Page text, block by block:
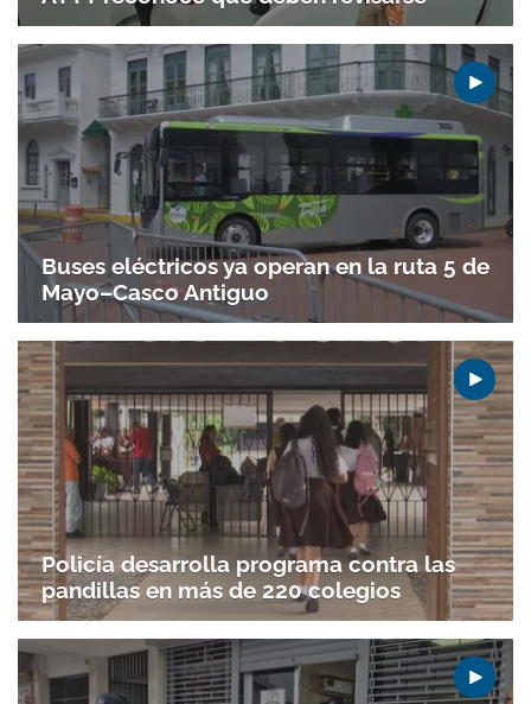
Gracias por suscribirte a nuestro boletín.
ACEPTAR
Buses eléctricos ya operan en la ruta 5 de
Mayo–Casco Antiguo
Policía desarrolla programa contra las
pandillas en más de 220 colegios